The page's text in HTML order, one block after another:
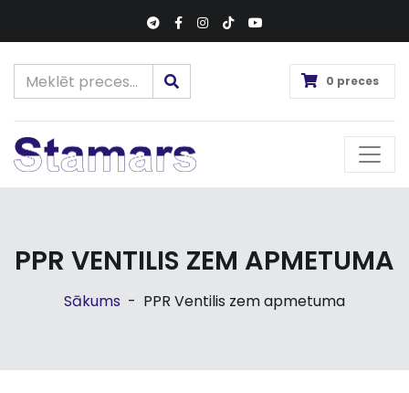
0 preces
PPR VENTILIS ZEM APMETUMA
Sākums - PPR Ventilis zem apmetuma